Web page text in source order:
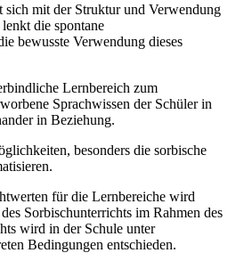
sich mit der Struktur und Verwendung
die spontane
bewusste Verwendung dieses
Lernbereich zum
Sprachwissen der Schüler in
in Beziehung.
besonders die sorbische
für die Lernbereiche wird
Sorbischunterrichts im Rahmen des
wird in der Schule unter
Bedingungen entschieden.